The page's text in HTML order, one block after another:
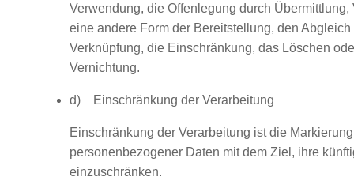
Verwendung, die Offenlegung durch Übermittlung,
eine andere Form der Bereitstellung, den Abgleich
Verknüpfung, die Einschränkung, das Löschen
Vernichtung.
d) Einschränkung der Verarbeitung
Einschränkung der Verarbeitung ist die
personenbezogener Daten mit dem Ziel, ihre
einzuschränken.